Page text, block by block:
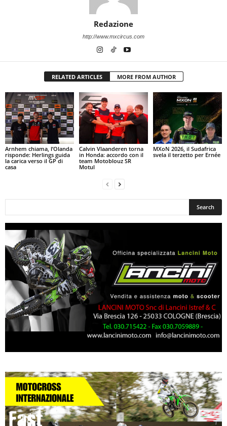
Redazione
http://www.mxcircus.com
RELATED ARTICLES MORE FROM AUTHOR
Arnhem chiama, l’Olanda
risponde: Herlings guida
la carica verso il GP di
casa
Calvin Vlaanderen torna
in Honda: accordo con il
team Motoblouz SR
Motul
MXoN 2026, il Sudafrica
svela il terzetto per Ernée